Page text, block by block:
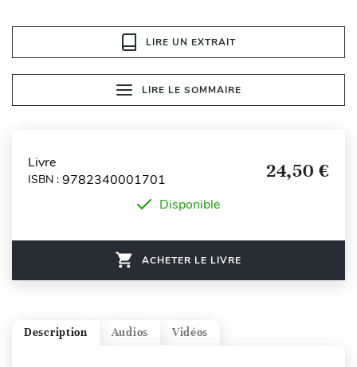
LIRE UN EXTRAIT
LIRE LE SOMMAIRE
Livre
ISBN : 9782340001701 24,50 €
Disponible
ACHETER LE LIVRE
Vidéos
Audios
Description